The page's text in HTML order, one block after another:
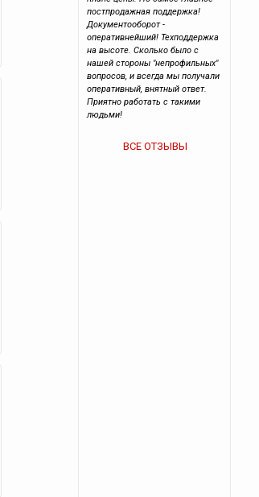
постпродажная поддержка!
Документооборот -
оперативнейший! Техподдержка
на высоте. Сколько было с
нашей стороны "непрофильных"
вопросов, и всегда мы получали
оперативный, внятный ответ.
Приятно работать с такими
людьми!
ВСЕ ОТЗЫВЫ